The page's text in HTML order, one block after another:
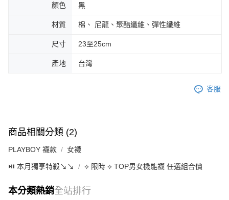
顏色 黑
材質 棉、 尼龍、聚酯纖維、彈性纖維
尺寸 23至25cm
產地 台灣
客服
商品相關分類 (2)
PLAYBOY 襪款 女襪
⏯︎ 本月獨享特殺↘︎↘︎ ⟡ 限時 ⟡ TOP男女機能襪 任選組合價
本分類熱銷全站排行